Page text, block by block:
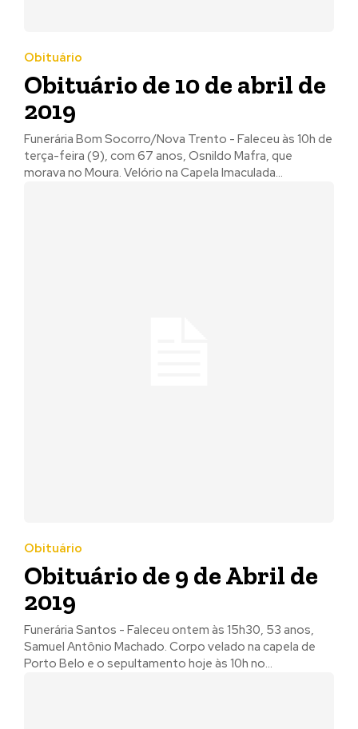
Obituário
Obituário de 10 de abril de
2019
Funerária Bom Socorro/Nova Trento - Faleceu às 10h de
terça-feira (9), com 67 anos, Osnildo Mafra, que
morava no Moura. Velório na Capela Imaculada...
Obituário
Obituário de 9 de Abril de
2019
Funerária Santos - Faleceu ontem às 15h30, 53 anos,
Samuel Antônio Machado. Corpo velado na capela de
Porto Belo e o sepultamento hoje às 10h no...